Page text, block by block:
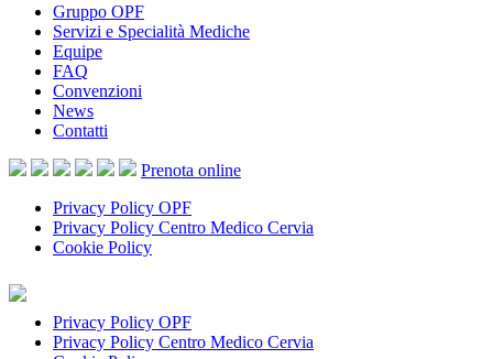
Gruppo OPF
Servizi e Specialità Mediche
Equipe
FAQ
Convenzioni
News
Contatti
Prenota online
Privacy Policy OPF
Privacy Policy Centro Medico Cervia
Cookie Policy
Privacy Policy OPF
Privacy Policy Centro Medico Cervia